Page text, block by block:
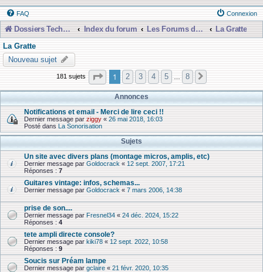
FAQ Connexion
Dossiers Techniques Index du forum Les Forums de Discussions
La Gratte
La Gratte
Nouveau sujet
181 sujets Page 1sur
1 2 3 4 5 8
Annonces
Notifications et email - Merci de lire ceci !!
Dernier message par ziggy « 26 mai 2018, 16:03
Posté dans La Sonorisation
Sujets
Un site avec divers plans (montage micros, amplis, etc)
Dernier message par Goldocrack « 12 sept. 2007, 17:21
Réponses : 7
Guitares vintage: infos, schemas...
Dernier message par Goldocrack « 7 mars 2006, 14:38
prise de son....
Dernier message par Fresnel34 « 24 déc. 2024, 15:22
Réponses : 4
tete ampli directe console?
Dernier message par kiki78 « 12 sept. 2022, 10:58
Réponses : 9
Soucis sur Préam lampe
Dernier message par gclaire « 21 févr. 2020, 10:35